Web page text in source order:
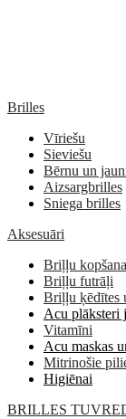
Brilles
Vīriešu
Sieviešu
Bērnu un
Aizsargbrilles
Sniega brilles
Aksesuāri
Briļļu
Briļļu futrāļi
Briļļu ķēdītes
Acu plāksteri
Vitamīni
Acu maskas
Mitrinošie
Higiēnai
BRILLES